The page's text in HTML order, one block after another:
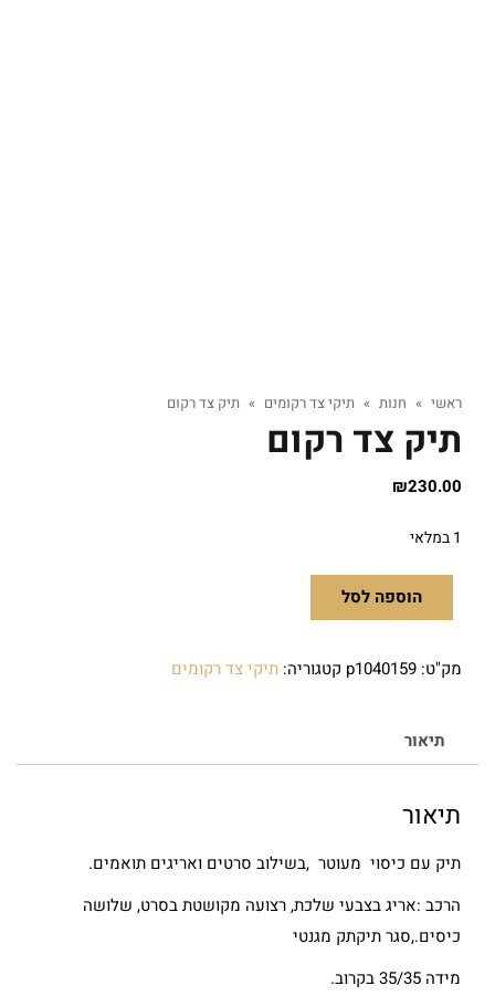
ראשי » חנות » תיקי צד רקומים » תיק צד רקום
תיק צד רקום
₪230.00
1 במלאי
הוספה לסל
מק"ט: p1040159 קטגוריה: תיקי צד רקומים
תיאור
תיאור
תיק עם כיסוי מעוטר ,בשילוב סרטים ואריגים תואמים.
הרכב :אריג בצבעי שלכת, רצועה מקושטת בסרט, שלושה
כיסים.,סגר תיקתק מגנטי
מידה 35/35 בקרוב.